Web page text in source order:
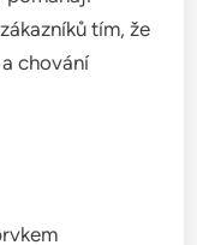
které
Dále je
abyste mohli
kampaní.